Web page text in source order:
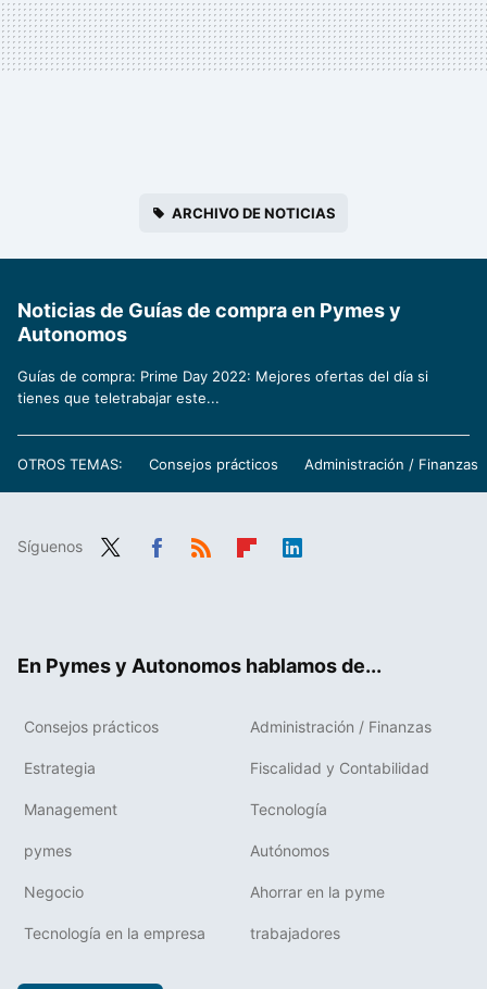
ARCHIVO DE NOTICIAS
Noticias de Guías de compra en Pymes y
Autonomos
Guías de compra: Prime Day 2022: Mejores ofertas del día si
tienes que teletrabajar este...
OTROS TEMAS: Consejos prácticos Administración / Finanzas
Síguenos
En Pymes y Autonomos hablamos de...
Consejos prácticos Administración / Finanzas
Estrategia Fiscalidad y Contabilidad
Management Tecnología
pymes Autónomos
Negocio Ahorrar en la pyme
Tecnología en la empresa trabajadores